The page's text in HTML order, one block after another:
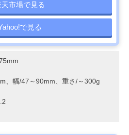
天市場で見る
で見る
、幅/47～90mm、重さ/～300g